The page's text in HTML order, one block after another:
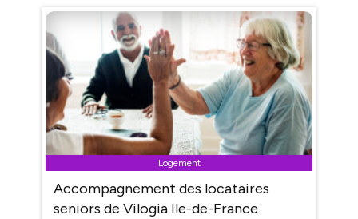
Logement
Accompagnement des locataires
seniors de Vilogia Ile-de-France